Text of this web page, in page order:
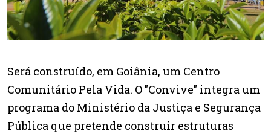
Será construído, em Goiânia, um Centro
Comunitário Pela Vida. O "Convive" integra um
programa do Ministério da Justiça e Segurança
Pública que pretende construir estruturas